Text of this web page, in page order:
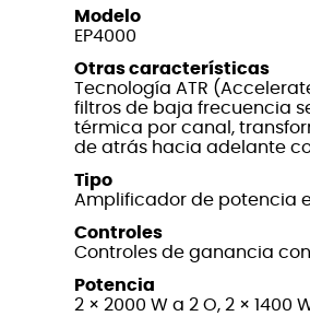
Modelo
EP4000
Otras características
Tecnología ATR
filtros de baja frecuencia
térmica por canal,
de atrás hacia adelante
Tipo
Amplificador de potencia
Controles
Controles de ganancia
Potencia
2 × 2000 W a 2 O, 2 × 1400